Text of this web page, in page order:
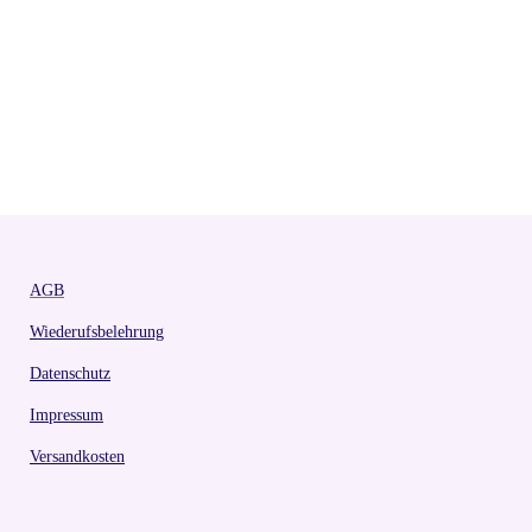
AGB
Wiederufsbelehrung
Datenschutz
Impressum
Versandkosten